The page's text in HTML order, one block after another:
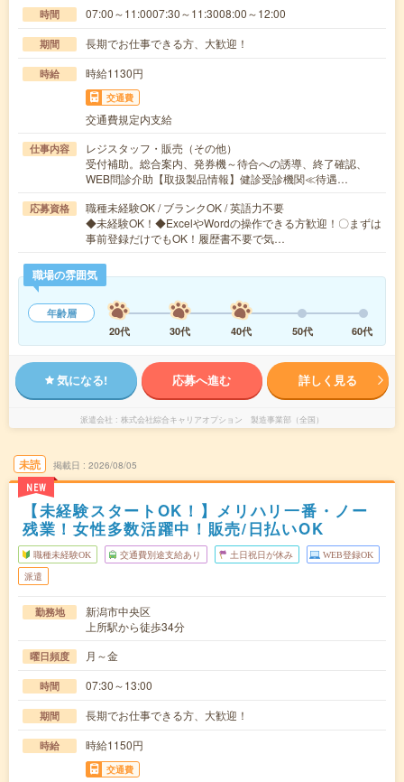
時間 07:00～11:0007:30～11:3008:00～12:00
期間 長期でお仕事できる方、大歓迎！
時給 時給1130円
交通費
交通費規定内支給
仕事内容
レジスタッフ・販売（その他）
受付補助。総合案内、発券機～待合への誘導、終了確認、
WEB問診介助【取扱製品情報】健診受診機関≪待遇…
応募資格
職種未経験OK / ブランクOK / 英語力不要
◆未経験OK！◆ExcelやWordの操作できる方歓迎！〇まずは
事前登録だけでもOK！履歴書不要で気…
職場の雰囲気
年齢層
20代
30代 40代 50代 60代
気になる! 応募へ進む 詳しく見る
派遣会社 株式会社綜合キャリアオプション 製造事業部（全国）
未読
NEW
掲載日 2026/08/05
【未経験スタートOK！】メリハリ一番・ノー
残業！女性多数活躍中！販売/日払いOK
職種未経験OK 交通費別途支給あり 土日祝日が休み WEB登録OK
派遣
勤務地
新潟市中央区
上所駅から徒歩34分
曜日頻度 月～金
時間 07:30～13:00
期間 長期でお仕事できる方、大歓迎！
時給 時給1150円
交通費